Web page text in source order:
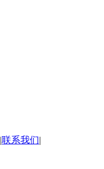
|联系我们|